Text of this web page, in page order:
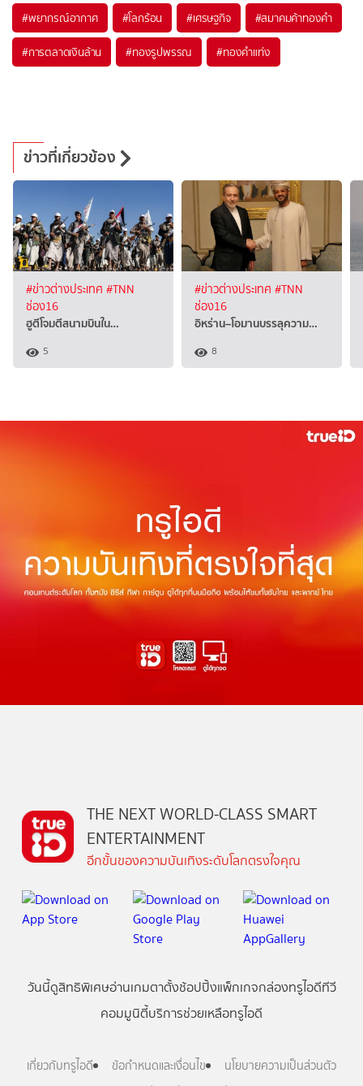
#พยากรณ์อากาศ #โลกร้อน #เศรษฐกิจ #สมาคมค้าทองคำ
#การตลาดเงินล้าน #ทองรูปพรรณ #ทองคำแท่ง
ข่าวที่เกี่ยวข้อง
#ข่าวต่างประเทศ #TNN
ช่อง16
ฮูตีโจมตีสนามบินใน…
5
#ข่าวต่างประเทศ #TNN
ช่อง16
อิหร่าน–โอมานบรรลุความ…
8
THE NEXT WORLD-CLASS SMART
ENTERTAINMENT
อีกขั้นของความบันเทิงระดับโลกตรงใจคุณ
วันนี้ดูสิทธิพิเศษอ่านเกมตาตั้งช้อปปิ้งแพ็กเกจกล่องทรูไอดีทีวี
คอมมูนิตี้บริการช่วยเหลือทรูไอดี
เกี่ยวกับทรูไอดี ข้อกำหนดและเงื่อนไข
นโยบายความเป็นส่วนตัว